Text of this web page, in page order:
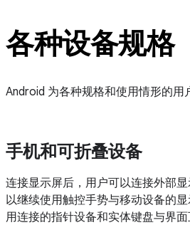
各种设备规格
Android 为各种规格和使用情形的用
手机和可折叠设备
连接显示屏后，用户可以连接外部
以继续使用触控手势与移动设备的
用连接的指针设备和实体键盘与界面